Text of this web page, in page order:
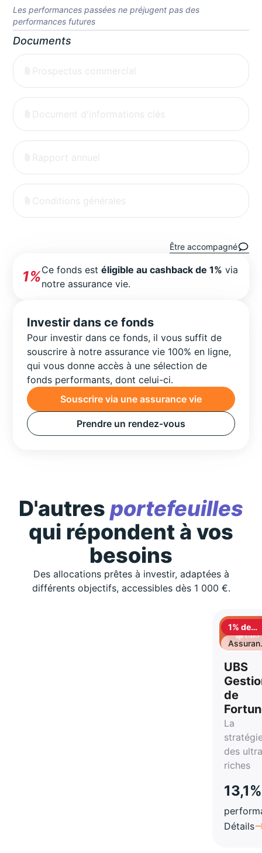
Les performances passées ne préjugent pas des
performances futures
Documents
Prospectus commercial
Document d'informations clés
Rapport annuel
Conditions générales
Être accompagné
1%Ce fonds estéligible au cashback de 1% via
notre assurance vie.
Investir dans ce fonds
Pour investir dans ce fonds, il vous suffit de
souscrire à notre assurance vie 100% en ligne,
qui vous donne accès à une sélection de
fonds performants, dont celui-ci.
Souscrire via une assurance vie
Prendre un rendez-vous
D'autres portefeuilles
qui répondent à vos
besoins
Des allocations prêtes à investir, adaptées à
différents objectifs, accessibles dès 1 000 €.
1% de
UBS
de
La
des
riches
13,1%
Détails